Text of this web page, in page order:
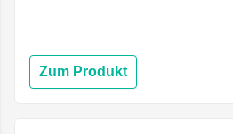
Zum Produkt